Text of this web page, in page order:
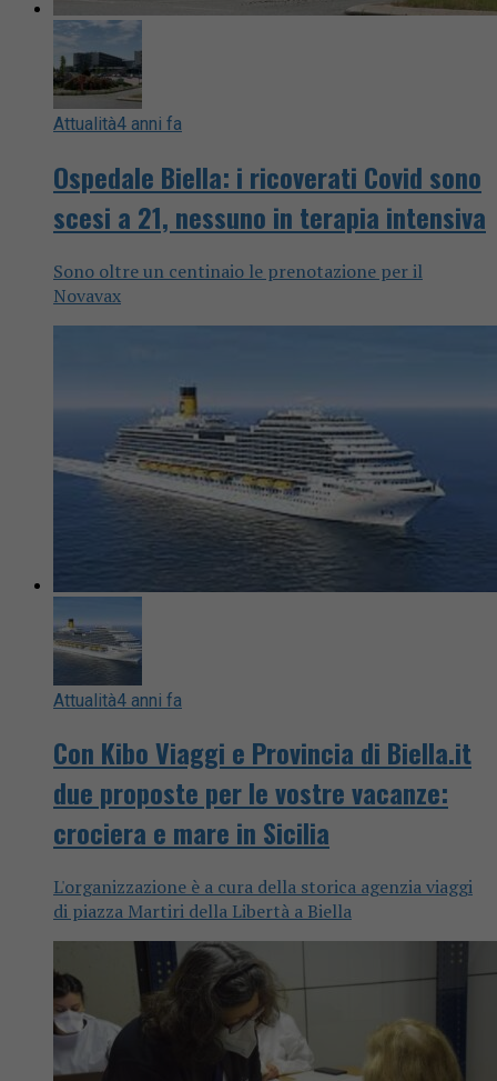
Attualità4 anni fa
Ospedale Biella: i ricoverati Covid sono
scesi a 21, nessuno in terapia intensiva
Sono oltre un centinaio le prenotazione per il
Novavax
Attualità4 anni fa
Con Kibo Viaggi e Provincia di Biella.it
due proposte per le vostre vacanze:
crociera e mare in Sicilia
L'organizzazione è a cura della storica agenzia viaggi
di piazza Martiri della Libertà a Biella